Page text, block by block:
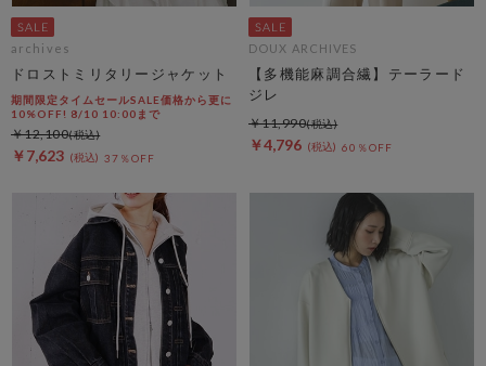
archives
ドロストミリタリージャケット
期間限定タイムセールSALE価格から更に
10%OFF! 8/10 10:00まで
￥7,623 37％OFF
￥12,100
DOUX ARCHIVES
【多機能麻調合繊】テーラード
ジレ
￥4,796 60％OFF
￥11,990